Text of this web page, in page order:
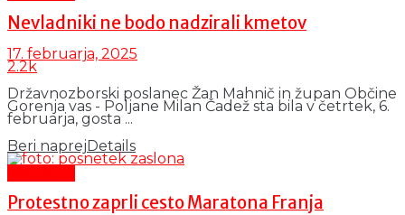
Nevladniki ne bodo nadzirali kmetov
17. februarja, 2025
2.2k
Državnozborski poslanec Žan Mahnič in župan Občine
Gorenja vas - Poljane Milan Čadež sta bila v četrtek, 6.
februarja, gosta ...
Beri naprejDetails
Protestno zaprli cesto Maratona Franja